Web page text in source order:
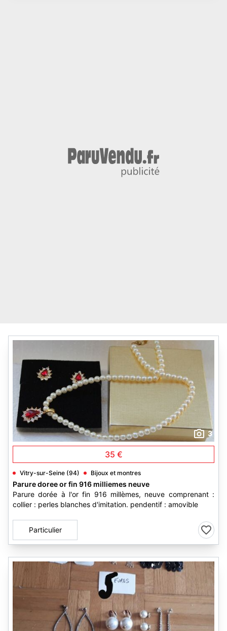
3
35 €
Vitry-sur-Seine (94) Bijoux et montres
Parure doree or fin 916 milliemes neuve
Parure dorée à l'or fin 916 millèmes, neuve comprenant :
collier : perles blanches d'imitation. pendentif : amovible
Particulier